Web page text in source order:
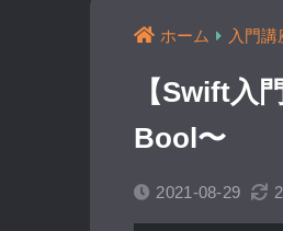
ホーム 入門講
【Swift入
Bool〜
2021-08-29